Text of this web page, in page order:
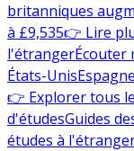
britanniques
à £9,535👉 Lire
l'étrangerÉcouter
États-UnisEspagne
👉 Explorer tous
d'étudesGuides
études à